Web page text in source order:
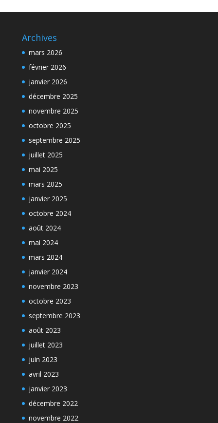
Archives
mars 2026
février 2026
janvier 2026
décembre 2025
novembre 2025
octobre 2025
septembre 2025
juillet 2025
mai 2025
mars 2025
janvier 2025
octobre 2024
août 2024
mai 2024
mars 2024
janvier 2024
novembre 2023
octobre 2023
septembre 2023
août 2023
juillet 2023
juin 2023
avril 2023
janvier 2023
décembre 2022
novembre 2022